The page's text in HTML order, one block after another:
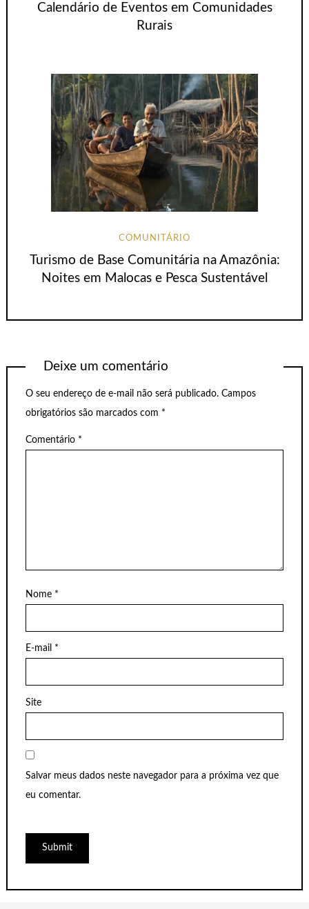
Calendário de Eventos em Comunidades
Rurais
COMUNITÁRIO
Turismo de Base Comunitária na Amazônia:
Noites em Malocas e Pesca Sustentável
Deixe um comentário
O seu endereço de e-mail não será publicado. Campos
obrigatórios são marcados com *
Comentário *
Nome *
E-mail *
Site
Salvar meus dados neste navegador para a próxima vez que
eu comentar.